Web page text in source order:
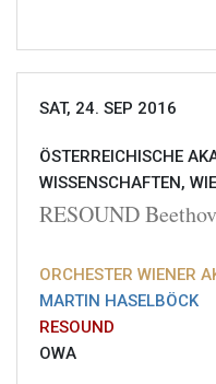
SAT, 24. SEP 2016
ÖSTERREICHISCHE
WISSENSCHAFTEN,
RESOUND
ORCHESTER WIENER
MARTIN HASELBÖCK
RESOUND
OWA